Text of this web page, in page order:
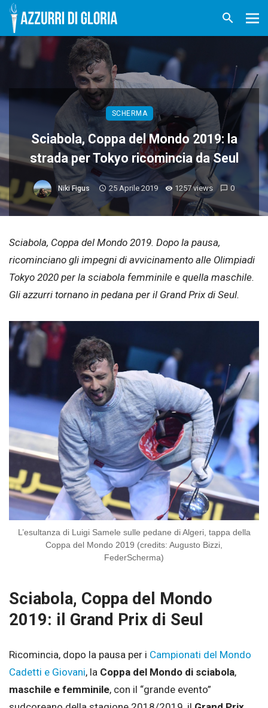
SCHERMA
Sciabola, Coppa del Mondo 2019: la
strada per Tokyo ricomincia da Seul
Niki Figus 25 Aprile 2019 1257 views 0
Sciabola, Coppa del Mondo 2019. Dopo la pausa,
ricominciano gli impegni di avvicinamento alle Olimpiadi
Tokyo 2020 per la sciabola femminile e quella maschile.
Gli azzurri tornano in pedana per il Grand Prix di Seul.
L’esultanza di Luigi Samele sulle pedane di Algeri, tappa della
Coppa del Mondo 2019 (credits: Augusto Bizzi,
FederScherma)
Sciabola, Coppa del Mondo
2019: il Grand Prix di Seul
Ricomincia, dopo la pausa per i Campionati del Mondo
Cadetti e Giovani, la Coppa del Mondo di sciabola,
maschile e femminile, con il “grande evento”